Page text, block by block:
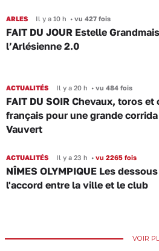
ARLES Il y a 10 h •vu 427 fois
FAIT DU JOUR Estelle
l’Arlésienne 2.0
ACTUALITÉS Il y a 20 h •vu 484 fois
FAIT DU SOIR Chevaux, toros et
français pour une grande corrida
Vauvert
ACTUALITÉS Il y a 23 h •vu 2265 fois
NÎMES OLYMPIQUE Les
l'accord entre la ville et le club
VOIR